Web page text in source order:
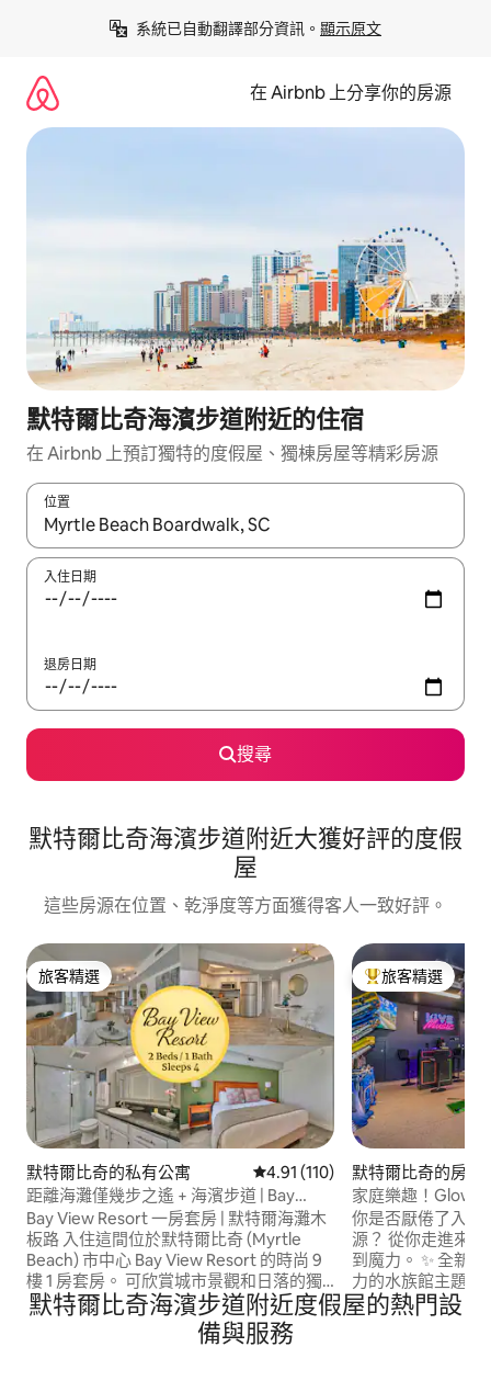
系統已自動翻譯部分資訊。 顯示原文
在 Airbnb 上分享你的房源
默特爾比奇海濱步道附近的住宿
在 Airbnb 上預訂獨特的度假屋、獨棟房屋等精彩房源
位置
如有搜尋結果，瀏覽內容時請使用上下箭頭，或輕點、滑動裝置。
入住日期
退房日期
搜尋
默特爾比奇海濱步道附近大獲好評的度假
屋
這些房源在位置、乾淨度等方面獲得客人一致好評。
旅客精選
旅客精選
默特爾比奇的私有公寓 從 110 則評價中獲得 4.91 的平
4.91 (110)
距離海灘僅幾步之遙 + 海濱步道 | Bay
View Resort
Bay View Resort 一房套房 | 默特爾海灘木
板路 入住這間位於默特爾比奇 (Myrtle
Beach) 市中心 Bay View Resort 的時尚 9
樓 1 房套房。 可欣賞城市景觀和日落的獨
立陽台、設備齊全的廚房、洗衣機／乾衣
機和 55 吋智慧電視。 位於木板步道上，步
行即可抵達海灘、餐廳和星巴克。 享受度
旅客精選榜首
旅客精選
默特爾比奇的房源
家庭樂趣！Glow
行即可抵達海灘
你是否厭倦了入
源？ 從你走進來
到魔力。 ✨ 全新幹淨的現代空間 🌊 充滿活
力的水族館主題裝
的！ 🚶‍♀️ 短途步行
煩。 🏖️ 沙灘裝備
默特爾比奇海濱步道附近度假屋的熱門設
備與服務